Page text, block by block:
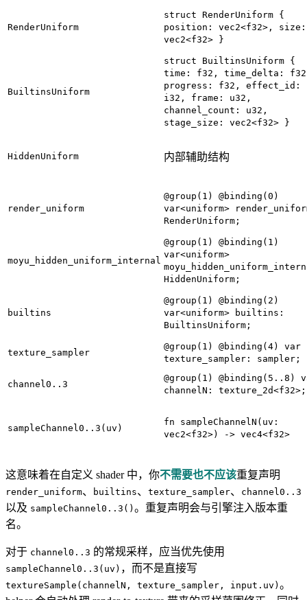
RenderUniform
struct RenderUniform {
position: vec2<f32>, size:
vec2<f32> }
BuiltinsUniform
struct BuiltinsUniform {
time: f32, time_delta:
progress: f32, effect_id:
i32, frame: u32,
channel_count: u32,
stage_size: vec2<f32> }
HiddenUniform 内部辅助结构
render_uniform
@group(1) @binding(0)
var<uniform>
RenderUniform;
moyu_hidden_uniform_internal
@group(1) @binding(1)
var<uniform>
HiddenUniform;
builtins
@group(1) @binding(2)
var<uniform> builtins:
BuiltinsUniform;
texture_sampler
@group(1) @binding(4) var
texture_sampler: sampler;
channel0..3
@group(1) @binding(5..8)
channelN: texture_2d<f32>;
sampleChannel0..3(uv)
fn sampleChannelN(uv:
vec2<f32>) -> vec4<f32>
这意味着在自定义 shader 中，你不需要也不应该重复声明
render_uniform、 builtins、 texture_sampler、 channel0..3
以及 sampleChannel0..3() 。重复声明会与引擎注入版本重
名。
对于 channel0..3 的常规采样，应当优先使用
sampleChannel0..3(uv) ，而不是直接写
textureSample(channelN, texture_sampler, input.uv) 。